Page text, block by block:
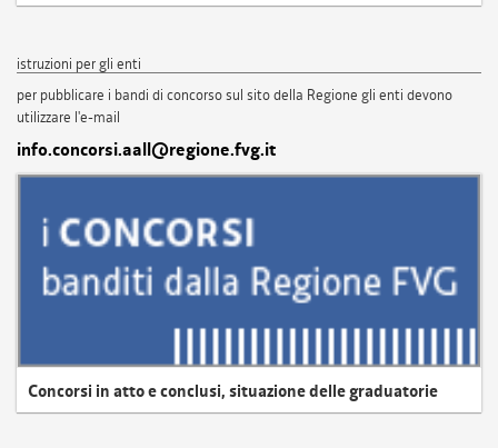
istruzioni per gli enti
per pubblicare i bandi di concorso sul sito della Regione gli enti devono
utilizzare l'e-mail
info.concorsi.aall@regione.fvg.it
Concorsi in atto e conclusi, situazione delle graduatorie